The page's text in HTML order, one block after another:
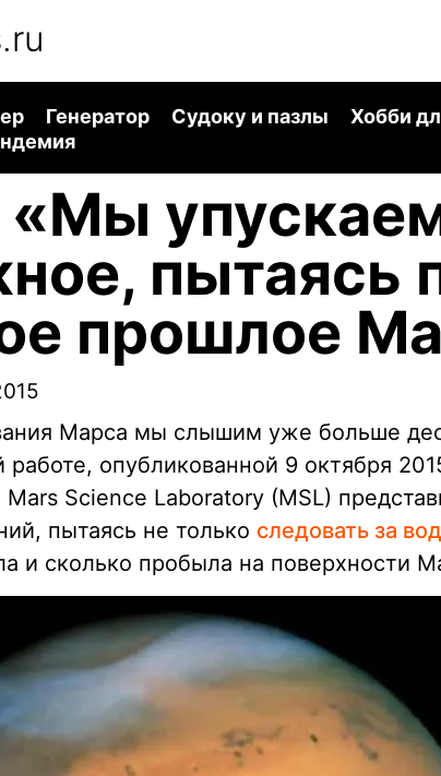
Генератор Судоку и пазлы Хобби
«Мы
пытаясь
прошлое
Марса мы слышим уже больше
работе, опубликованной 9 октября
Science Laboratory (MSL)
пытаясь не только следовать за
и сколько пробыла на поверхности